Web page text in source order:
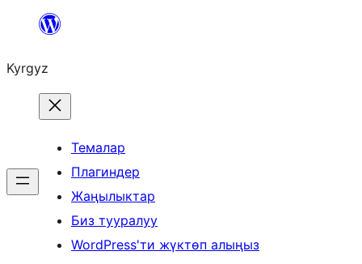
Мазмунга
Kyrgyz
Темалар
Плагиндер
Жаңылыктар
Биз тууралуу
WordPress'ти жүктөп алыңыз